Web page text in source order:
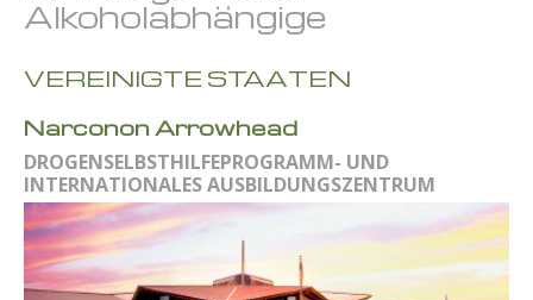
Alkoholabhängige
VEREINIGTE STAATEN
Narconon Arrowhead
DROGENSELBSTHILFEPROGRAMM- UND
INTERNATIONALES AUSBILDUNGSZENTRUM